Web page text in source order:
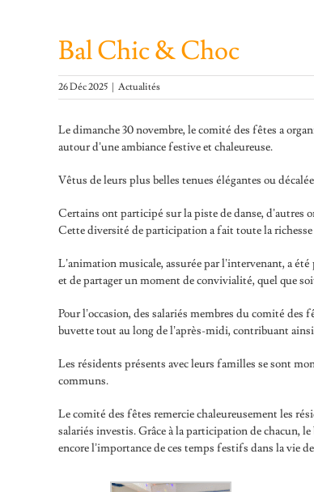
Bal Chic & Choc
26 Déc 2025 Actualités
Le dimanche 30 novembre, le comité des fêtes a
autour d’une ambiance festive et chaleureuse.
Vêtus de leurs plus belles tenues élégantes ou
Certains ont participé sur la piste de danse, d’autres
Cette diversité de participation a fait toute la richesse
L’animation musicale, assurée par l’intervenant, a
et de partager un moment de convivialité, quel que
Pour l’occasion, des salariés membres du comité
buvette tout au long de l’après-midi, contribuant
Les résidents présents avec leurs familles se sont
communs.
Le comité des fêtes remercie chaleureusement les
salariés investis. Grâce à la participation de chacun,
encore l’importance de ces temps festifs dans la vie